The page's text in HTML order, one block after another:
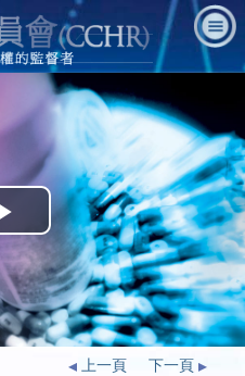
Play
Video
下一頁
上一頁